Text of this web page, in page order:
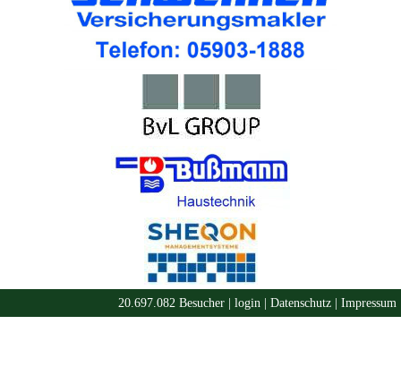
20.697.082 Besucher | login Datenschutz Impressum